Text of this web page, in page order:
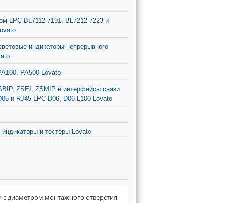
LPC BL7112-7191, BL7212-7223 и
индикаторы непрерывного
PA500 Lovato
ZSEI, ZSMIP и интерфейсы связи
и RJ45 LPC D06, D06 L100 Lovato
и тестеры Lovato
диаметром монтажного отверстия